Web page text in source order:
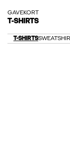
GAVEKORT
T-SHIRTS
T-SHIRTS